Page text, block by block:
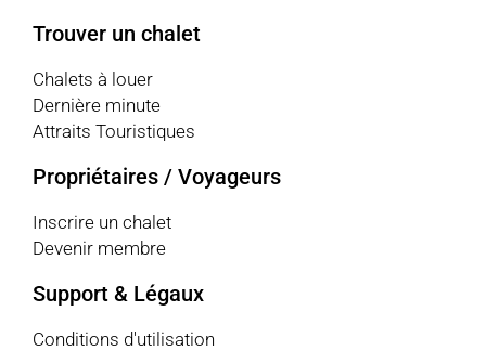
Trouver un chalet
Chalets à louer
Dernière minute
Attraits Touristiques
Propriétaires / Voyageurs
Inscrire un chalet
Devenir membre
Support & Légaux
Conditions d'utilisation